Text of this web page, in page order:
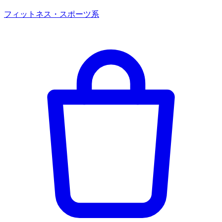
フィットネス・スポーツ系